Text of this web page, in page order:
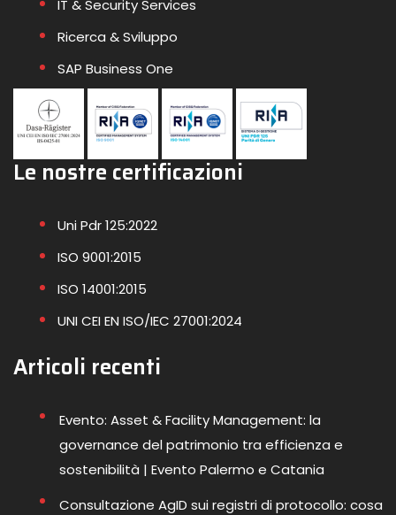
IT & Security Services
Ricerca & Sviluppo
SAP Business One
Le nostre certificazioni
Uni Pdr 125:2022
ISO 9001:2015
ISO 14001:2015
UNI CEI EN ISO/IEC 27001:2024
Articoli recenti
Evento: Asset & Facility Management: la
governance del patrimonio tra efficienza e
sostenibilità | Evento Palermo e Catania
Consultazione AgID sui registri di protocollo: cosa